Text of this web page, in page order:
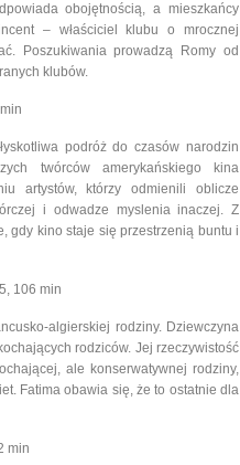
obojętnością, a mieszkańcy
– właściciel klubu o mrocznej
Poszukiwania prowadzą Romy od
klubów.
podróż do czasów narodzin
twórców amerykańskiego kina
artystów, którzy odmienili oblicze
i odwadze myslenia inaczej. Z
gdy kino staje się przestrzenią buntu i
106 min
algierskiej rodziny. Dziewczyna
rodziców. Jej rzeczywistość
ale konserwatywnej rodziny,
Fatima obawia się, że to ostatnie dla
min